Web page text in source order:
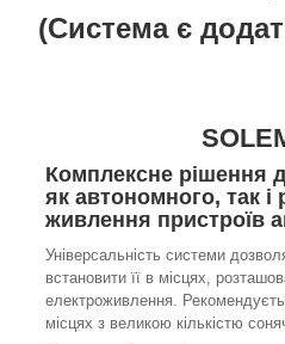
(Система є
Комплексне рішення
як автономного, так і
живлення пристроїв
Універсальність системи
встановити її в місцях,
електроживлення.
місцях з великою кількістю